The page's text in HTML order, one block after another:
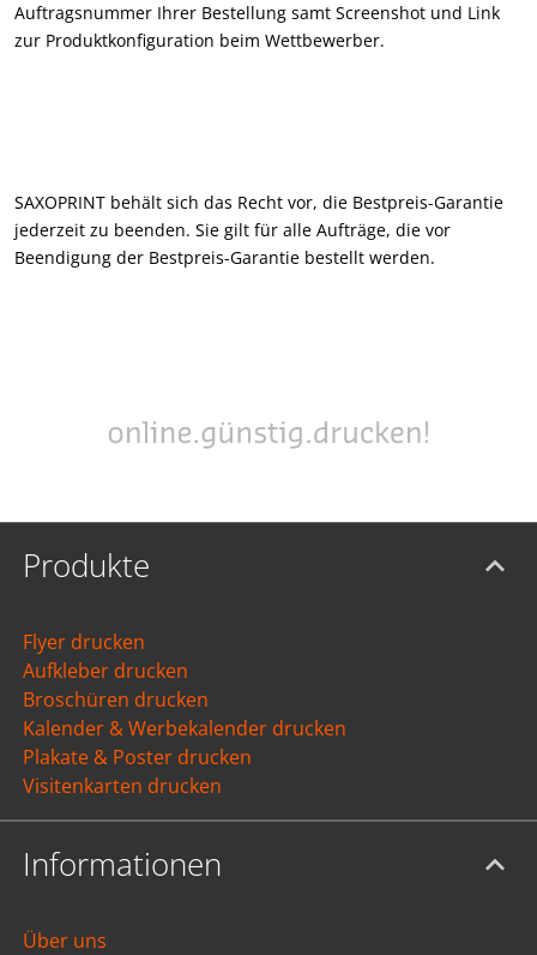
Auftragsnummer Ihrer Bestellung samt Screenshot und Link
zur Produktkonfiguration beim Wettbewerber.
SAXOPRINT behält sich das Recht vor, die Bestpreis-Garantie
jederzeit zu beenden. Sie gilt für alle Aufträge, die vor
Beendigung der Bestpreis-Garantie bestellt werden.
Produkte
Flyer drucken
Aufkleber drucken
Broschüren drucken
Kalender & Werbekalender drucken
Plakate & Poster drucken
Visitenkarten drucken
Informationen
Über uns